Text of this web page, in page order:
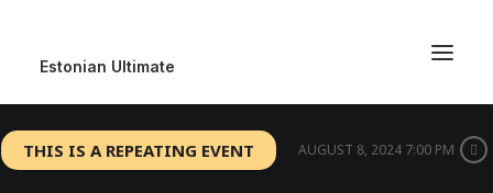
Estonian Ultimate
THIS IS A REPEATING EVENT AUGUST 8, 2024 7:00 PM